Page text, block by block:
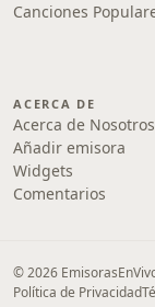
Canciones
ACERCA DE
Acerca de Nosotros
Añadir emisora
Widgets
Comentarios
© 2026
Política de Privacidad